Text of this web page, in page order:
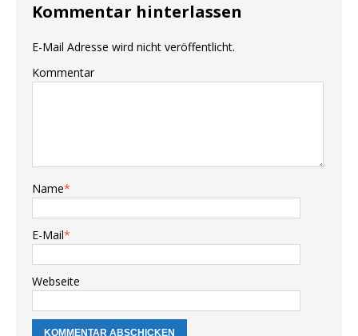
Kommentar hinterlassen
E-Mail Adresse wird nicht veröffentlicht.
Kommentar
Name*
E-Mail*
Webseite